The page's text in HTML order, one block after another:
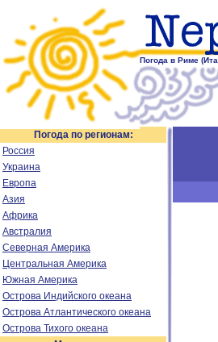
Погода в Риме
Погода по регионам:
Россия
Украина
Европа
Азия
Африка
Австралия
Северная Америка
Центральная Америка
Южная Америка
Острова Индийского океана
Острова Атлантического океана
Острова Тихого океана